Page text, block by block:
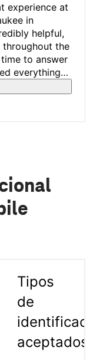
experience at
in
helpful,
throughout the
to answer
everything
the best
making us
days. He
for your
Tipos
de
aceptados